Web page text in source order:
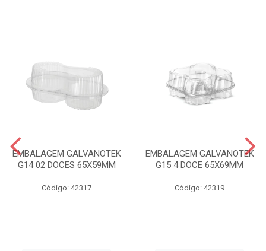
EMBALAGEM GALVANOTEK
G14 02 DOCES 65X59MM
Código: 42317
EMBALAGEM GALVANOTEK
G15 4 DOCE 65X69MM
Código: 42319